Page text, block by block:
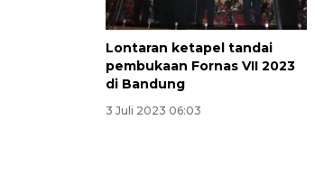
Lontaran ketapel tandai
pembukaan Fornas VII 2023
di Bandung
3 Juli 2023 06:03